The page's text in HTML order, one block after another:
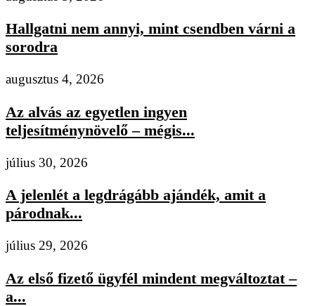
Hallgatni nem annyi, mint csendben várni a
sorodra
augusztus 4, 2026
Az alvás az egyetlen ingyen
teljesítménynövelő – mégis...
július 30, 2026
A jelenlét a legdrágább ajándék, amit a
párodnak...
július 29, 2026
Az első fizető ügyfél mindent megváltoztat –
a...